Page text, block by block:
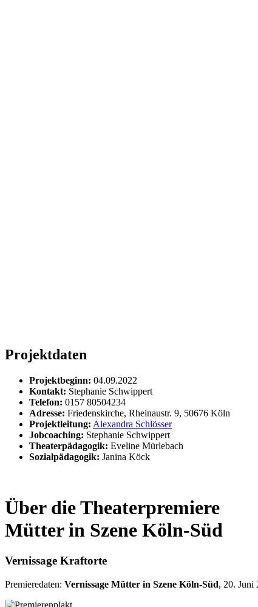
Projektdaten
Projektbeginn: 04.09.2022
Kontakt: Stephanie Schwippert
Telefon: 0157 80504234
Adresse: Friedenskirche, Rheinaustr. 9, 50676 Köln
Projektleitung: Alexandra Schlösser
Jobcoaching: Stephanie Schwippert
Theaterpädagogik: Eveline Mürlebach
Sozialpädagogik: Janina Köck
Über die Theaterpremiere
Mütter in Szene Köln-Süd
Vernissage Kraftorte
Premieredaten: Vernissage Mütter in Szene Köln-Süd, 20. Juni